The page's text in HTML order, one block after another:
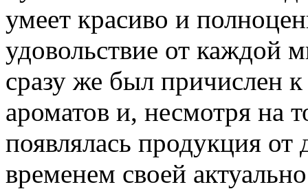
умеет красиво и
удовольствие от каждой
сразу же был причислен
ароматов и, несмотря на
появлялась продукция от
временем своей